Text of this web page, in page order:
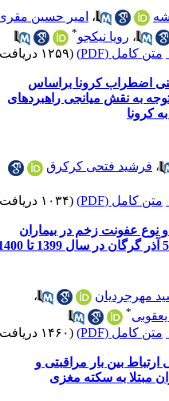
،امیر حسین مقری
،رویا نیکجو
متن کامل (PDF) (۱۲۵۹ دریافت)
اضطراب کرونا براساس
به نقش میانجی راهبردهای
کرونا
،فرشید فتحی کرکرق
متن کامل (PDF) (۱۰۳۴ دریافت)
عفونت زخم در بیماران
مهرجردیان
،
متن کامل (PDF) (۱۴۶۰ دریافت)
بین بار مراقبتی و
مبتلا به سکته مغزی